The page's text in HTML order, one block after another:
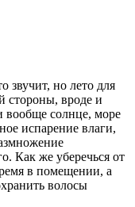
звучит, но лето для
стороны, вроде и
вообще солнце, море
испарение влаги,
Как же уберечься от
в помещении, а
волосы